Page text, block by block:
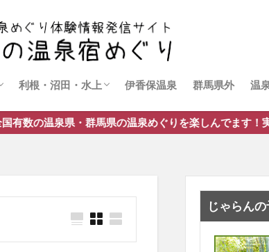
利根・沼田・水上
法師温泉
猿ヶ京温泉
水上温泉
伊香保温泉 群馬県外 温
県の温泉めぐりを楽しんでます！実体験の情報を発信
じゃらん